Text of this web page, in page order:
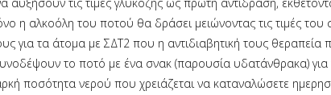
η αλκοόλη του ποτού θα δράσει μειώνοντας τις τιμές
για τα άτομα με ΣΔΤ2 που η αντιδιαβητική τους θεραπεία
το ποτό με ένα σνακ (παρουσία υδατάνθρακα)
ποσότητα νερού που χρειάζεται να καταναλώσετε